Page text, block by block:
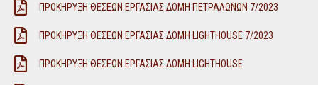
ΠΡΟΚΗΡΥΞΗ ΘΕΣΕΩΝ ΕΡΓΑΣΙΑΣ ΔΟΜΗ ΠΕΤΡΑΛΩΝΩΝ 7/2023
ΠΡΟΚΗΡΥΞΗ ΘΕΣΕΩΝ ΕΡΓΑΣΙΑΣ ΔΟΜΗ LIGHTHOUSE 7/2023
ΠΡΟΚΗΡΥΞΗ ΘΕΣΕΩΝ ΕΡΓΑΣΙΑΣ ΔΟΜΗ LIGHTHOUSE